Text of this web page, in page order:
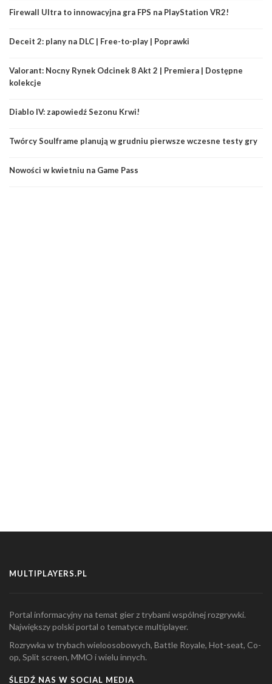
Firewall Ultra to innowacyjna gra FPS na PlayStation VR2!
Deceit 2: plany na DLC | Free-to-play | Poprawki
Valorant: Nocny Rynek Odcinek 8 Akt 2 | Premiera | Dostępne
kolekcje
Diablo IV: zapowiedź Sezonu Krwi!
Twórcy Soulframe planują w grudniu pierwsze wczesne testy gry
Nowości w kwietniu na Game Pass
MULTIPLAYERS.PL
Portal informacyjny na temat gier z trybami wspólnej rozgrywki.
Największy polski portal o tematyce multiplayer.
Rozrywka w trybach wieloosobowych, Battle Royale, Hot-seat, Co-
op, Split screen, MMO i wielu innych.
ŚLEDŹ NAS W SOCIAL MEDIA